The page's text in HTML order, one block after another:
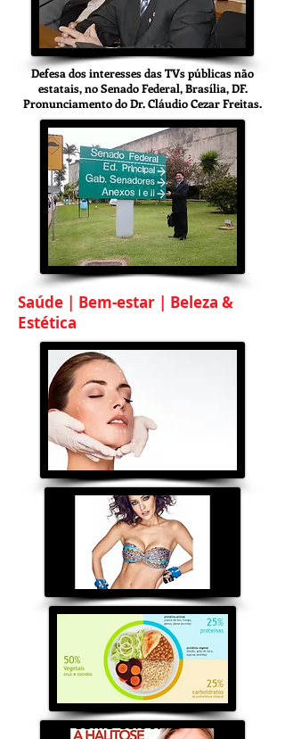
Defesa dos interesses das TVs públicas não
estatais, no Senado Federal, Brasília, DF.
Pronunciamento do Dr. Cláudio Cezar Freitas.
Saúde | Bem-estar | Beleza &
Estética